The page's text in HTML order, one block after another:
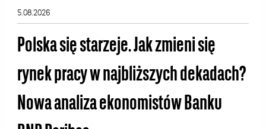
Placu Szczepańskim. W Warszawie prace Warhola
uświetnią Hotel Warszawa Art Fair, targi, które
odbędą...
5.08.2026
Polska się starzeje. Jak zmieni się
rynek pracy w najbliższych dekadach?
Nowa analiza ekonomistów Banku